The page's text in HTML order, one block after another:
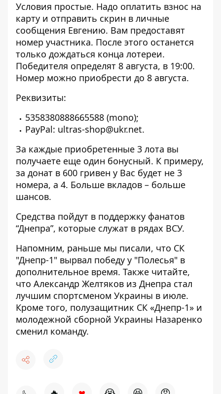
Условия простые. Надо оплатить взнос на
карту и отправить скрин в личные
сообщения Евгению. Вам предоставят
номер участника. После этого останется
только дождаться конца лотереи.
Победителя определят 8 августа, в 19:00.
Номер можно приобрести до 8 августа.
Реквизиты:
5358380888665588 (mono);
PayPal: ultras-shop@ukr.net.
За каждые приобретенные 3 лота вы
получаете еще один бонусный. К примеру,
за донат в 600 гривен у Вас будет не 3
номера, а 4. Больше вкладов – больше
шансов.
Средства пойдут в поддержку фанатов
“Днепра”, которые служат в рядах ВСУ.
Напомним, раньше мы писали, что СК
"Днепр-1" вырвал победу у "Полесья" в
дополнительное время. Также читайте,
что Александр Желтяков из Днепра стал
лучшим спортсменом Украины в июле.
Кроме того, полузащитник СК «Днепр-1» и
молодежной сборной Украины Назаренко
сменил команду.